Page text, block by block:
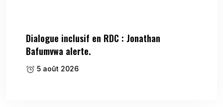
Dialogue inclusif en RDC : Jonathan
Bafumvwa alerte.
5 août 2026